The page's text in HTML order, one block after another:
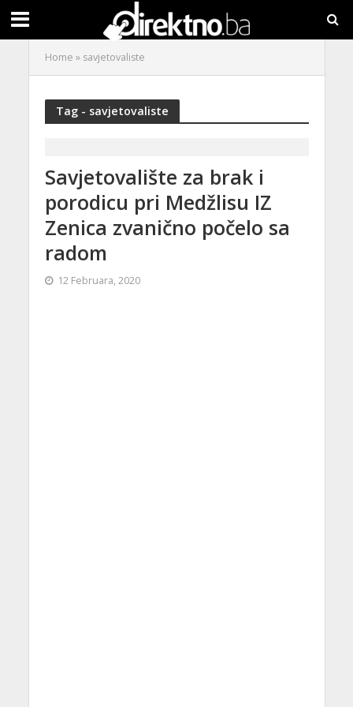
Home » savjetovaliste
Tag - savjetovaliste
Savjetovalište za brak i
porodicu pri Medžlisu IZ
Zenica zvanično počelo sa
radom
12 Februara, 2020